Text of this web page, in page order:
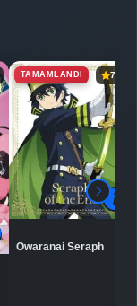
TAMAMLANDI 7.3
Owaranai Seraph